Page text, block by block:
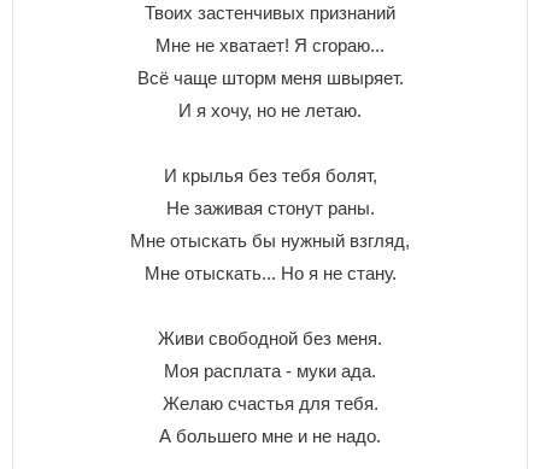
Твоих застенчивых признаний
Мне не хватает! Я сгораю...
Всё чаще шторм меня швыряет.
И я хочу, но не летаю.
И крылья без тебя болят,
Не заживая стонут раны.
Мне отыскать бы нужный взгляд,
Мне отыскать... Но я не стану.
Живи свободной без меня.
Моя расплата - муки ада.
Желаю счастья для тебя.
А большего мне и не надо.